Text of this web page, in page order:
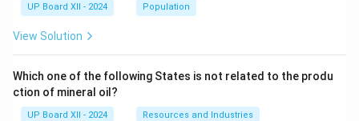
UP Board XII - 2024 Population
View Solution
Which one of the following States is not related to the produ
ction of mineral oil?
UP Board XII - 2024 Resources and Industries